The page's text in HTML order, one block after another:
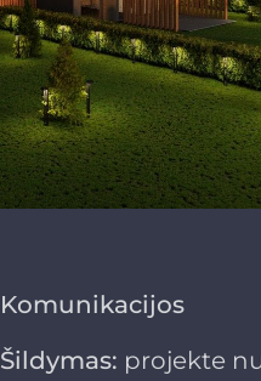
Komunikacijos
Šildymas: projekte